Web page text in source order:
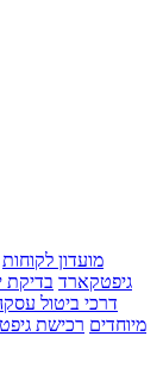
מועדון לקוחות
גיפטקארד בדיקת
דרכי ביטול
מיוחדים רכישת